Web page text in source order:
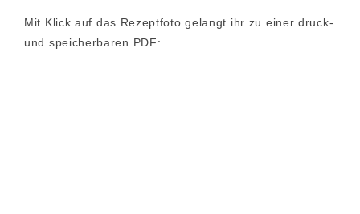
Mit Klick auf das Rezeptfoto gelangt ihr zu einer druck-
und speicherbaren PDF: